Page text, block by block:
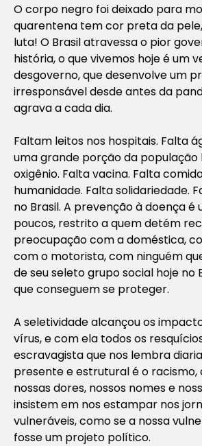
O corpo negro foi deixado para
quarentena tem cor preta da
luta! O Brasil atravessa o pior
história, o que vivemos hoje é um
desgoverno, que desenvolve um
irresponsável desde antes da
agrava a cada dia.
Faltam leitos nos hospitais. Falta
uma grande porção da população
oxigênio. Falta vacina. Falta
humanidade. Falta solidariedade.
no Brasil. A prevenção à doença é
poucos, restrito a quem detém
preocupação com a doméstica,
com o motorista, com ninguém
de seu seleto grupo social hoje no
que conseguem se proteger.
A seletividade alcançou os
vírus, e com ela todos os
escravagista que nos lembra
presente e estrutural é o racismo,
nossas dores, nossos nomes e
insistem em nos estampar nos
vulneráveis, como se a nossa
fosse um projeto político.